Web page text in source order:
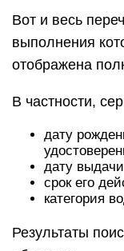
Вот и весь
выполнения
отображена
В частности,
дату
дату
срок его
категория
Результаты